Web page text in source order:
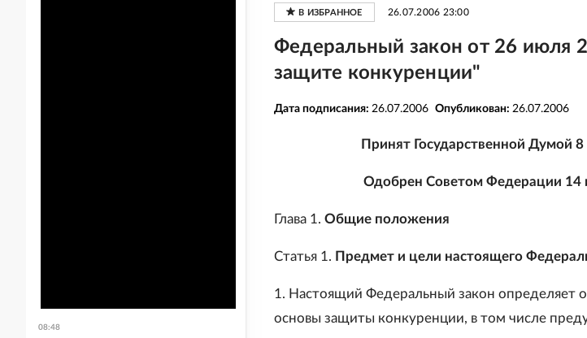
26.07.2006 23:00
Федеральный закон от 26 июля
защите конкуренции"
Дата подписания: 26.07.2006 Опубликован: 26.07.2006
Принят Государственной Думой
Одобрен Советом Федерации 14
Глава 1. Общие положения
Статья 1. Предмет и цели настоящего
1. Настоящий Федеральный закон определяет
основы защиты конкуренции, в том числе
08:48